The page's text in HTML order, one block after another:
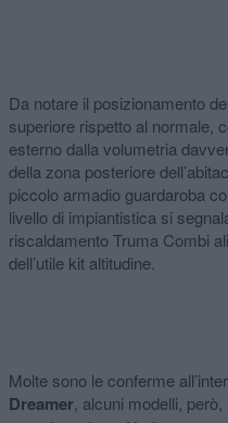
Da notare il posizionamento
superiore rispetto al normale,
esterno dalla volumetria
della zona posteriore
piccolo armadio guardaroba
livello di impiantistica si
riscaldamento Truma Combi
dell’utile kit altitudine.
Molte sono le conferme
Dreamer, alcuni modelli,